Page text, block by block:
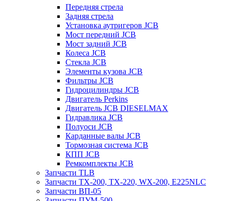
Передняя стрела
Задняя стрела
Установка аутригеров JCB
Мост передний JCB
Мост задний JCB
Колеса JCB
Стекла JCB
Элементы кузова JCB
Фильтры JCB
Гидроцилиндры JCB
Двигатель Perkins
Двигатель JCB DIESELMAX
Гидравлика JCB
Полуоси JCB
Карданные валы JCB
Тормозная система JCB
КПП JCB
Ремкомплекты JCB
Запчасти TLB
Запчасти TX-200, TX-220, WX-200, E225NLC
Запчасти ВП-05